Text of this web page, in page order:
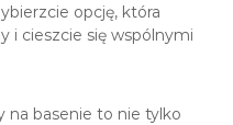
opcję, która
i cieszcie się wspólnymi
na basenie to nie tylko